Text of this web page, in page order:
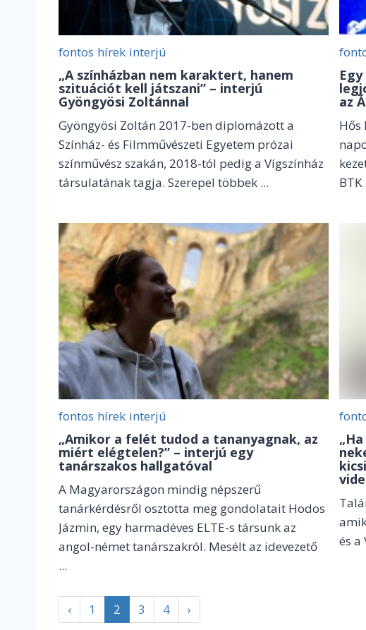
fontos hírek interjú
„A színházban nem karaktert, hanem
szituációt kell játszani” – interjú
Gyöngyösi Zoltánnal
Gyöngyösi Zoltán 2017-ben diplomázott a
Színház- és Filmművészeti Egyetem prózai
színművész szakán, 2018-tól pedig a Vígszínház
társulatának tagja. Szerepel többek ...
az
Hős
BTK
fontos hírek interjú
„Amikor a felét tudod a tananyagnak, az
miért elégtelen?” – interjú egy
tanárszakos hallgatóval
A Magyarországon mindig népszerű
tanárkérdésről osztotta meg gondolatait Hodos
Jázmin, egy harmadéves ELTE-s társunk az
angol-német tanárszakról. Mesélt az idevezető
...
és a
‹ 1 2 3 4 ›